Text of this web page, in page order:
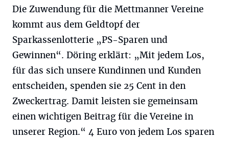
Die Zuwendung für die Mettmanner Vereine
kommt aus dem Geldtopf der
Sparkassenlotterie „PS-Sparen und
Gewinnen“. Döring erklärt: „Mit jedem Los,
für das sich unsere Kundinnen und Kunden
entscheiden, spenden sie 25 Cent in den
Zweckertrag. Damit leisten sie gemeinsam
einen wichtigen Beitrag für die Vereine in
unserer Region.“ 4 Euro von jedem Los sparen